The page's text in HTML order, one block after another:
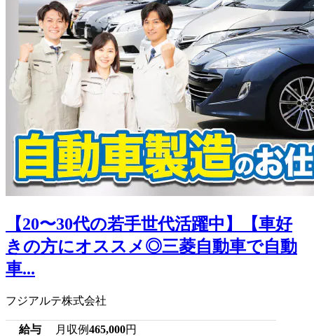
【20〜30代の若手世代活躍中】【車好
きの方にオススメ◎三菱自動車で自動
車...
フジアルテ株式会社
給与 月収例465,000円